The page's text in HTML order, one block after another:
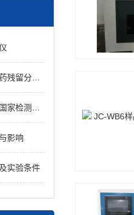
用方法之一
准（国标）
影响
实验条件